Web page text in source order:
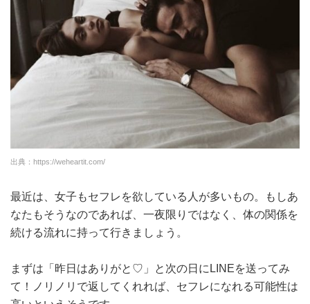
出典：https://weheartit.com/
最近は、女子もセフレを欲している人が多いもの。もしあ
なたもそうなのであれば、一夜限りではなく、体の関係を
続ける流れに持って行きましょう。
まずは「昨日はありがと♡」と次の日にLINEを送ってみ
て！ノリノリで返してくれれば、セフレになれる可能性は